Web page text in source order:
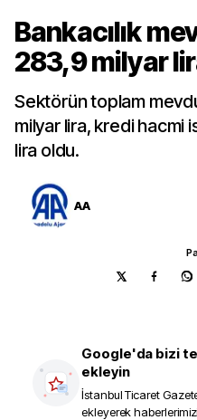
Bankacılık
283,9 milyar
Sektörün toplam
milyar lira, kredi hacmi
lira oldu.
AA
Google'da bizi
ekleyin
İstanbul Ticaret
ekleyerek